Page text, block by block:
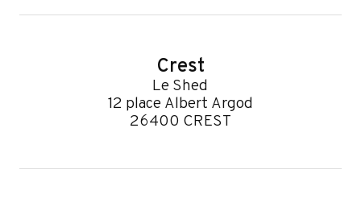
Crest
Le Shed
12 place Albert Argod
26400 CREST